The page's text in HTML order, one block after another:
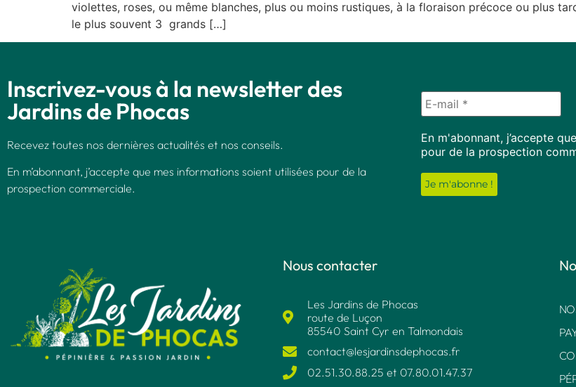
violettes, roses, ou même blanches, plus ou moins rustiques, à la floraison précoce ou plus
le plus souvent 3 grands […]
Inscrivez-vous à la newsletter des
Jardins de Phocas
Recevez toutes nos dernières actualités et nos conseils.
En m’abonnant, j’accepte que mes informations soient utilisées pour de la
prospection commerciale.
En m'abonnant, j’accepte
pour de la prospection
Nous contacter
Les Jardins de Phocas
route de Luçon
85540 Saint Cyr en Talmondais
contact@lesjardinsdephocas.fr​
02.51.30.88.25 et 07.80.01.47.37​